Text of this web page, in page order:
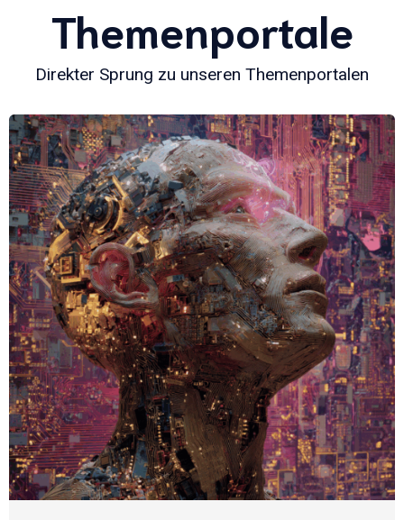
Themenportale
Direkter Sprung zu unseren Themenportalen